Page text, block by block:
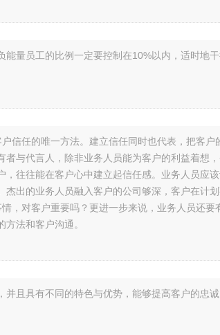
量员工的比例一定要控制在10%以内，适时地
信任的唯一方法。建立信任同时也代表，把客户
与代言人，除非业务人员能为客户的利益着想，
往往能在客户心中建立起信任感。业务人员应
出的业务人员融入客户的公司够深，客户在计
，对客户重要吗？更进一步来说，业务人员还要
法和客户沟通。
且具有不同的特色与优势，能够提高客户的忠诚